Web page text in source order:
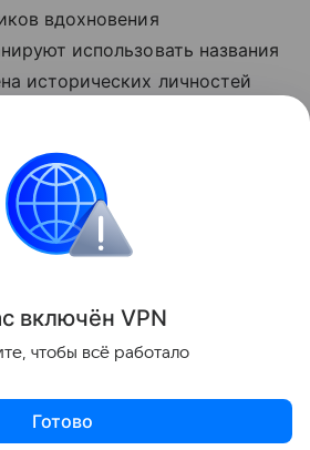
вдохновения
использовать названия
исторических личностей
известно
больше других.
включён VPN
чтобы всё работало
Готово